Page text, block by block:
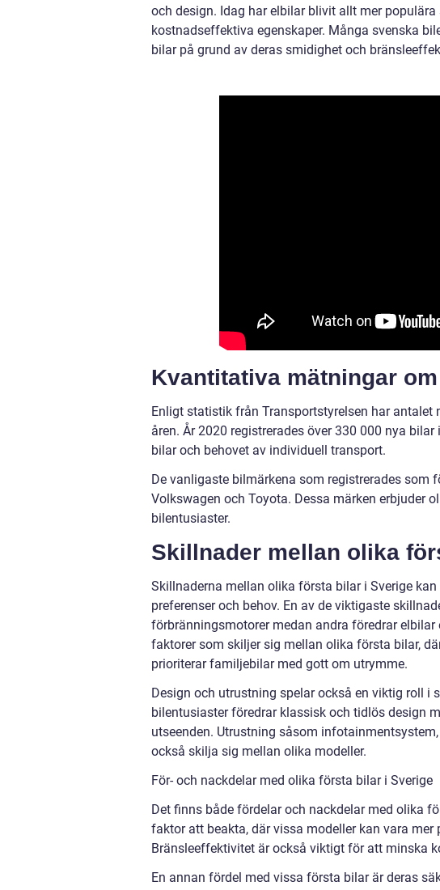
och design. Idag har elbilar blivit allt mer
kostnadseffektiva egenskaper. Många svenska
bilar på grund av deras smidighet och
Kvantitativa mätningar
Enligt statistik från Transportstyrelsen har
åren. År 2020 registrerades över 330 000 nya
bilar och behovet av individuell transport.
De vanligaste bilmärkena som registrerades som
Volkswagen och Toyota. Dessa märken erbjuder
bilentusiaster.
Skillnader mellan olika
Skillnaderna mellan olika första bilar i Sverige
preferenser och behov. En av de viktigaste
förbränningsmotorer medan andra föredrar
faktorer som skiljer sig mellan olika första bilar,
prioriterar familjebilar med gott om utrymme.
Design och utrustning spelar också en viktig roll i
bilentusiaster föredrar klassisk och tidlös design
utseenden. Utrustning såsom
också skilja sig mellan olika modeller.
För- och nackdelar med olika första bilar i Sverige
Det finns både fördelar och nackdelar med olika
faktor att beakta, där vissa modeller kan vara
Bränsleeffektivitet är också viktigt för att minska
En annan fördel med vissa första bilar är deras